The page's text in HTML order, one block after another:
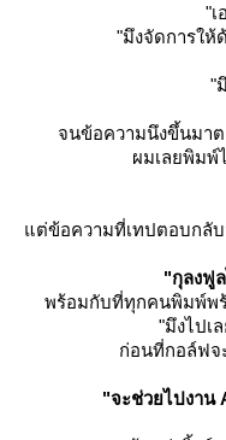
"เ
"มึงจัดการให้
"
จนข้อความนึงขึ้นมา
ผมเลยพิมพ์
ต่ข้อความที่เทปตอบกลับ
"กุลงฟู
พร้อมกับที่ทุกคนพิมพ์พ
"มึงไปเ
ก่อนที่กอล์ฟจ
"จะช่วยไปงาน